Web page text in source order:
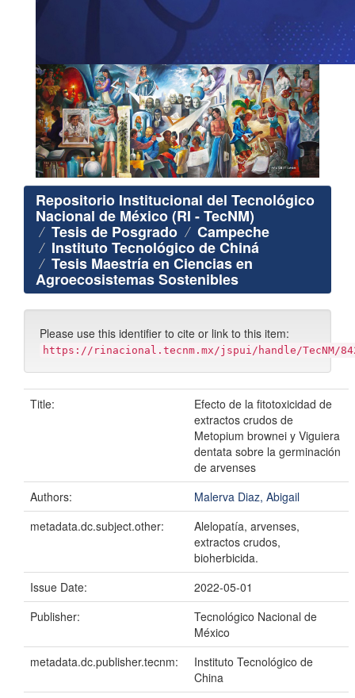
Repositorio Institucional del Tecnológico
Nacional de México (RI - TecNM)
Tesis de Posgrado Campeche
Instituto Tecnológico de Chiná
Tesis Maestría en Ciencias en
Agroecosistemas Sostenibles
Please use this identifier to cite or link to this item:
https://rinacional.tecnm.mx/jspui/handle/TecNM/
Title:
Efecto de la fitotoxicidad de
extractos crudos de
Metopium brownei y Viguiera
dentata sobre la germinación
de arvenses
Authors:
Malerva Diaz, Abigail
metadata.dc.subject.other:
Alelopatía, arvenses,
extractos crudos,
bioherbicida.
Issue Date:
2022-05-01
Publisher:
Tecnológico Nacional de
México
metadata.dc.publisher.tecnm:
Instituto Tecnológico de
China